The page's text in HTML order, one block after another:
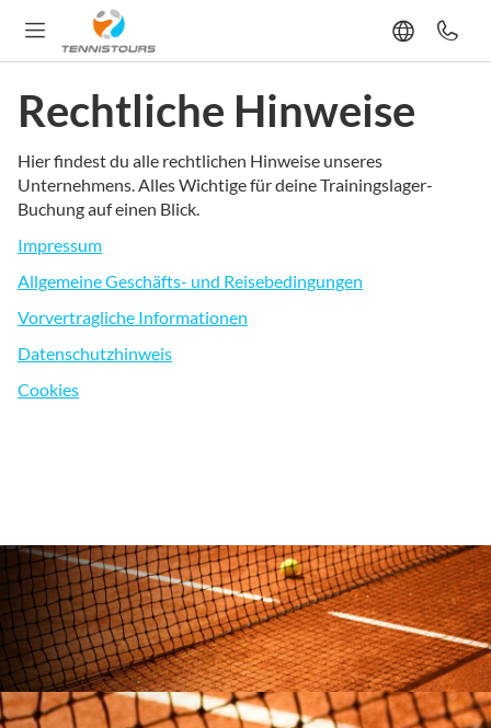
Rechtliche Hinweise
Hier findest du alle rechtlichen Hinweise unseres
Unternehmens. Alles Wichtige für deine Trainingslager-
Buchung auf einen Blick.
Impressum
Allgemeine Geschäfts- und Reisebedingungen
Vorvertragliche Informationen
Datenschutzhinweis
Cookies